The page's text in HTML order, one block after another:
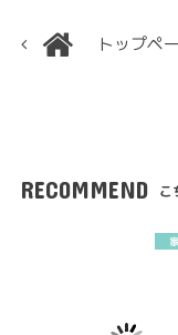
トップペ
RECOMMEND こ